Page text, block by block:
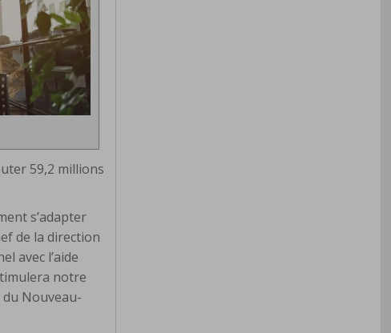
59,2 millions
s’adapter
de la direction
avec l’aide
notre
Nouveau-